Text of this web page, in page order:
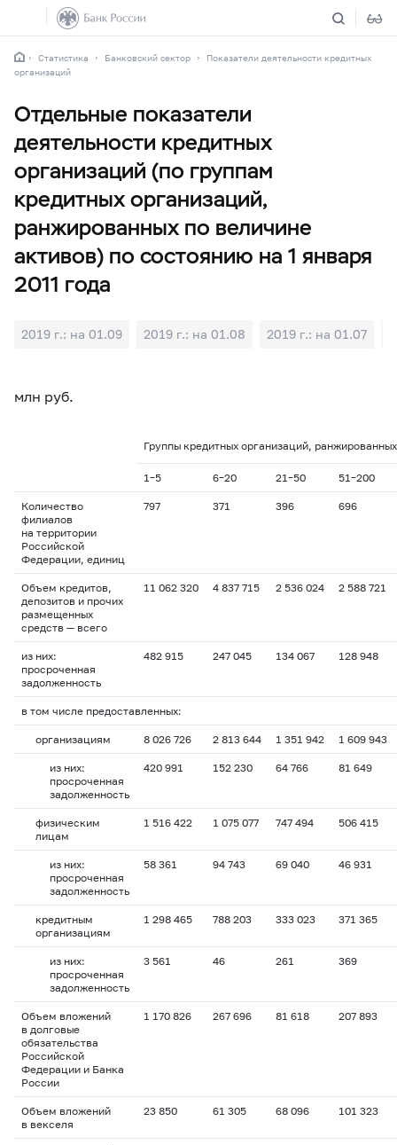
Статистика Банковский сектор
Показатели деятельности кредитных
организаций
Отдельные показатели
деятельности кредитных
организаций (по группам
кредитных организаций,
ранжированных по величине
активов) по состоянию на 1 января
2011 года
2019 г.: на 01.09 2019 г.: на 01.08 2019 г.: на 01.07
млн руб.
Группы кредитных организаций,
1–5 6–20 21–50 51–200
Количество
филиалов
на территории
Российской
Федерации, единиц
797 371 396 696
Объем кредитов,
депозитов и прочих
размещенных
средств — всего
11 062 320 4 837 715 2 536 024 2 588 721
из них:
просроченная
задолженность
482 915 247 045 134 067 128 948
в том числе предоставленных:
организациям 8 026 726 2 813 644 1 351 942 1 609 943
из них:
просроченная
задолженность
420 991 152 230 64 766 81 649
физическим
лицам
1 516 422 1 075 077 747 494 506 415
из них:
просроченная
задолженность
58 361 94 743 69 040 46 931
кредитным
организациям
1 298 465 788 203 333 023 371 365
из них:
просроченная
задолженность
3 561 46 261 369
Объем вложений
в долговые
обязательства
Российской
Федерации и Банка
России
1 170 826 267 696 81 618 207 893
Объем вложений
в векселя
23 850 61 305 68 096 101 323